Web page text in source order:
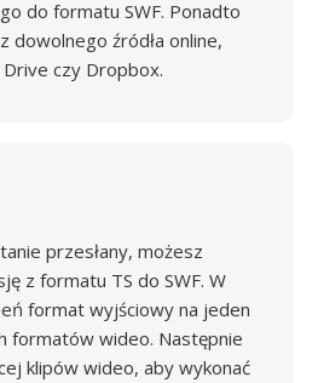
do formatu SWF. Ponadto
dowolnego źródła online,
czy Dropbox.
przesłany, możesz
z formatu TS do SWF. W
format wyjściowy na jeden
formatów wideo. Następnie
klipów wideo, aby wykonać